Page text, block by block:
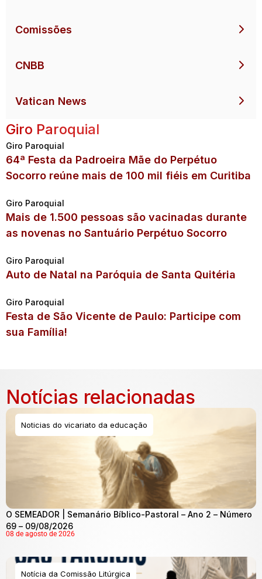
Comissões
CNBB
Vatican News
Giro Paroquial
Giro Paroquial
64ª Festa da Padroeira Mãe do Perpétuo
Socorro reúne mais de 100 mil fiéis em Curitiba
Giro Paroquial
Mais de 1.500 pessoas são vacinadas durante
as novenas no Santuário Perpétuo Socorro
Giro Paroquial
Auto de Natal na Paróquia de Santa Quitéria
Giro Paroquial
Festa de São Vicente de Paulo: Participe com
sua Família!
Notícias relacionadas
Noticias do vicariato da educação
O SEMEADOR | Semanário Bíblico-Pastoral – Ano 2 – Número
69 – 09/08/2026
08 de agosto de 2026
Notícia da Comissão Litúrgica